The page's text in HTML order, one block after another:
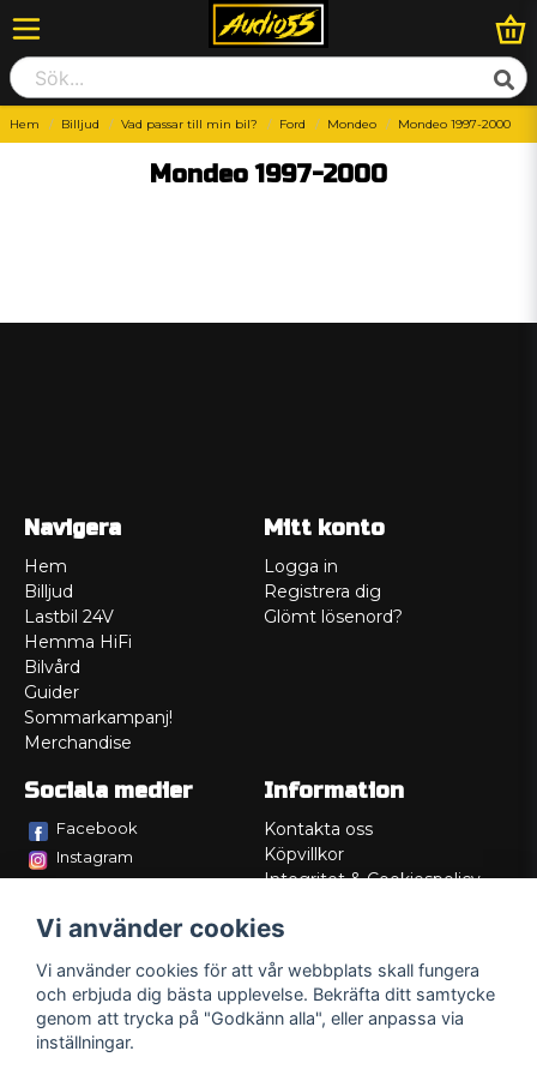
Hem Billjud Vad passar till min bil? Ford Mondeo Mondeo 1997-2000
Mondeo 1997-2000
Navigera
Hem
Billjud
Lastbil 24V
Hemma HiFi
Bilvård
Guider
Sommarkampanj!
Merchandise
Mitt konto
Logga in
Registrera dig
Glömt lösenord?
Sociala medier
Facebook
Instagram
Information
Kontakta oss
Köpvillkor
Integritet & Cookiespolicy
Service/Garanti
Lådritning
Om oss
Vi använder cookies
Vi använder cookies för att vår webbplats skall fungera
och erbjuda dig bästa upplevelse. Bekräfta ditt samtycke
genom att trycka på "Godkänn alla", eller anpassa via
inställningar.